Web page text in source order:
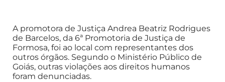
A promotora de Justiça Andrea Beatriz Rodrigues
de Barcelos, da 6ª Promotoria de Justiça de
Formosa, foi ao local com representantes dos
outros órgãos. Segundo o Ministério Público de
Goiás, outras violações aos direitos humanos
foram denunciadas.